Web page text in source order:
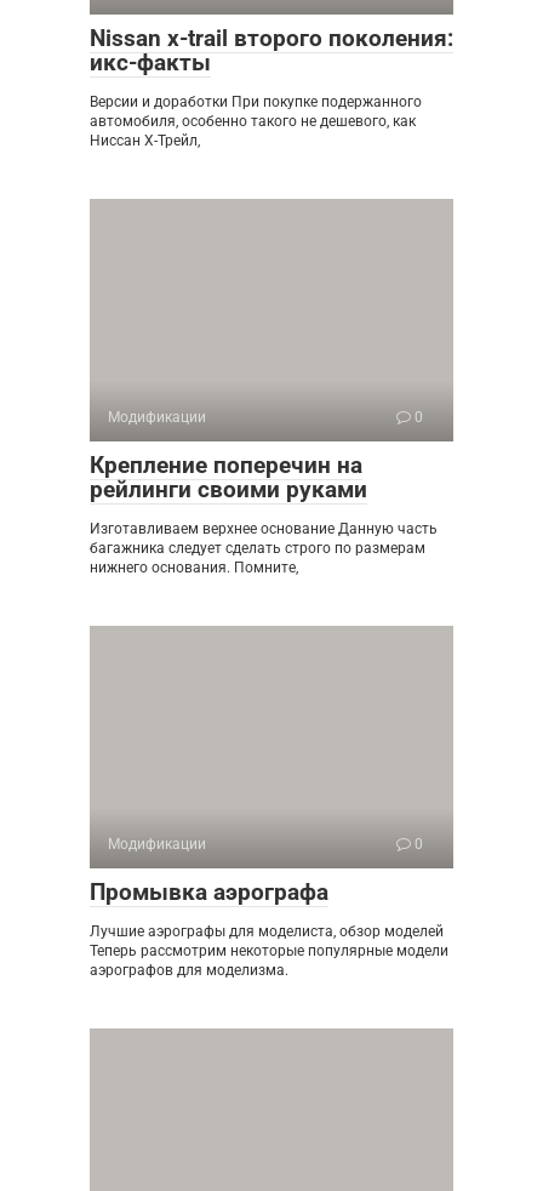
Nissan x-trail второго поколения:
икс-факты
Версии и доработки При покупке подержанного
автомобиля, особенно такого не дешевого, как
Ниссан Х-Трейл,
Модификации 0
Крепление поперечин на
рейлинги своими руками
Изготавливаем верхнее основание Данную часть
багажника следует сделать строго по размерам
нижнего основания. Помните,
Модификации 0
Промывка аэрографа
Лучшие аэрографы для моделиста, обзор моделей
Теперь рассмотрим некоторые популярные модели
аэрографов для моделизма.